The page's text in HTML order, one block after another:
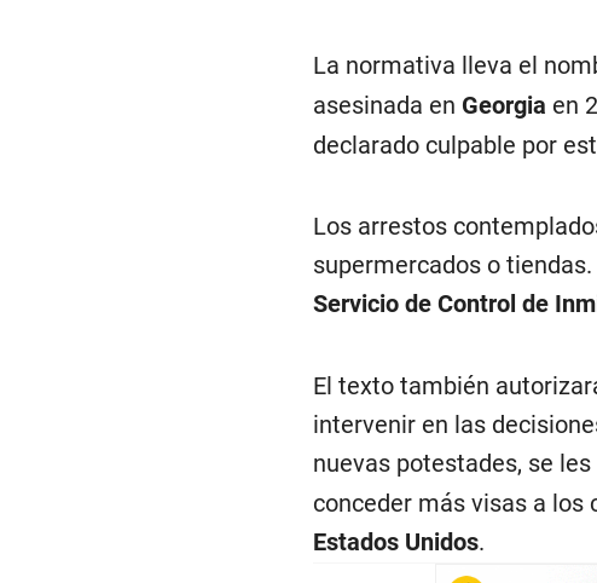
La normativa lleva el
asesinada en Georgia en
declarado culpable por
Los arrestos
supermercados o
Servicio de Control de
El texto también
intervenir en las
nuevas potestades, se
conceder más visas a los
Estados Unidos.